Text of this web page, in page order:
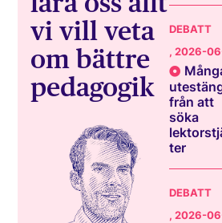
vi vill veta
om bättre
pedagogik
DEBATT
, 2026-
från att
söka
ter
DEBATT
, 2026-